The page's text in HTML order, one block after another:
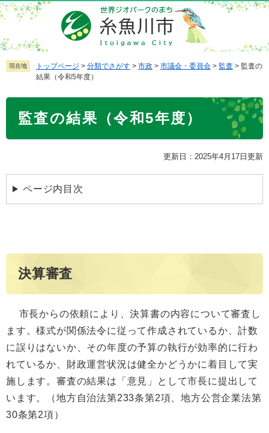
ペ
ー
ジ
の
先
メ
ニ
ュ
ー
を
本
現在地 トップページ > 分類でさがす > 市政 > 市議会・委員会 > 監査 > 監査の
結果（令和5年度）
監査の結果（令和5年度）
更新日：2025年4月17日更新
ページ内目次
決算審査
市長からの依頼により、決算書の内容について審査し
ます。様式が関係法令に従って作成されているか、計数
に誤りはないか、その年度の予算の執行が効率的に行わ
れているか、財政運営状況は健全かどうかに着目して実
施します。審査の結果は「意見」として市長に提出して
います。（地方自治法第233条第2項、地方公営企業法第
30条第2項）